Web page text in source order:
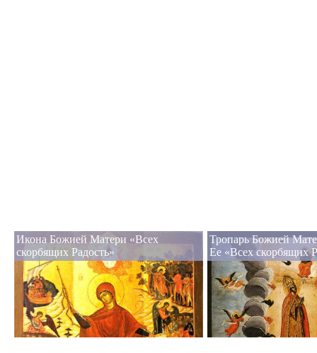
Икона Божией Матери «Всех
скорбящих Радость»
Тропарь Божией
Ее «Всех скорбящих